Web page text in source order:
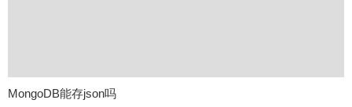
MongoDB能存json吗